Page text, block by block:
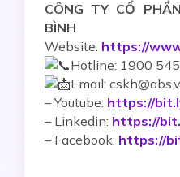
CÔNG TY CỔ
BÌNH
Website: https://
Hotline: 1900
Email:
–Youtube: https://
– Linkedin: https://
– Facebook: https://